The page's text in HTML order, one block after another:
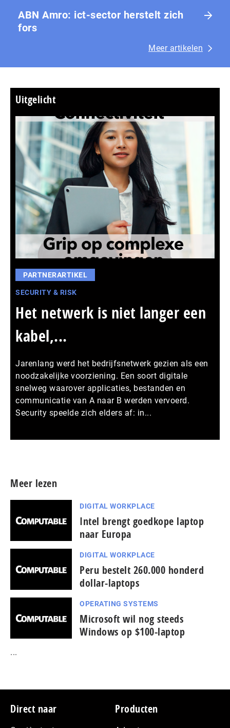
ABN Amro: ict-sector herstelt zich
fors
Meer artikelen
Uitgelicht
PARTNERARTIKEL
SECURITY & RISK
Het netwerk is niet langer een
kabel,...
Jarenlang werd het bedrijfsnetwerk gezien als een
noodzakelijke voorziening. Een soort digitale
snelweg waarover applicaties, bestanden en
communicatie van A naar B werden vervoerd.
Security speelde zich elders af: in...
Meer lezen
DIGITAL WORKPLACE
Intel brengt goedkope laptop
naar Europa
DIGITAL WORKPLACE
Peru bestelt 260.000 honderd
dollar-laptops
OPERATING SYSTEMS
Microsoft wil nog steeds
Windows op $100-laptop
...
Footer
Direct naar Producten